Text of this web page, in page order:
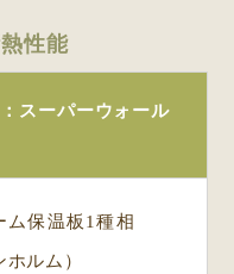
性能
スーパーウォール
ム保温板1種相
ルム）